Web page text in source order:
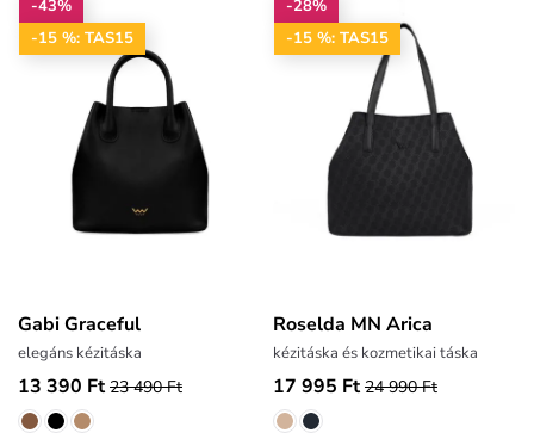
-43%
-15 %: TAS15
Gabi Graceful
elegáns kézitáska
13 390 Ft 23 490 Ft
-28%
-15 %: TAS15
Roselda MN Arica
kézitáska és kozmetikai táska
17 995 Ft 24 990 Ft